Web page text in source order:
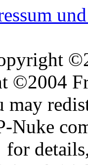
©2004
may
Nuke
for